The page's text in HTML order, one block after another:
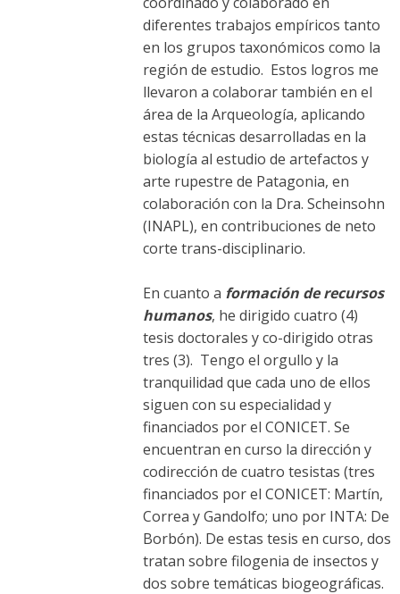
diferentes trabajos empíricos tanto
en los grupos taxonómicos como la
región de estudio. Estos logros me
llevaron a colaborar también en el
área de la Arqueología, aplicando
estas técnicas desarrolladas en la
biología al estudio de artefactos y
arte rupestre de Patagonia, en
colaboración con la Dra. Scheinsohn
(INAPL), en contribuciones de neto
corte trans-disciplinario.
En cuanto a formación de recursos
humanos, he dirigido cuatro (4)
tesis doctorales y co-dirigido otras
tres (3). Tengo el orgullo y la
tranquilidad que cada uno de ellos
siguen con su especialidad y
financiados por el CONICET. Se
encuentran en curso la dirección y
codirección de cuatro tesistas (tres
financiados por el CONICET: Martín,
Correa y Gandolfo; uno por INTA: De
Borbón). De estas tesis en curso, dos
tratan sobre filogenia de insectos y
dos sobre temáticas biogeográficas.